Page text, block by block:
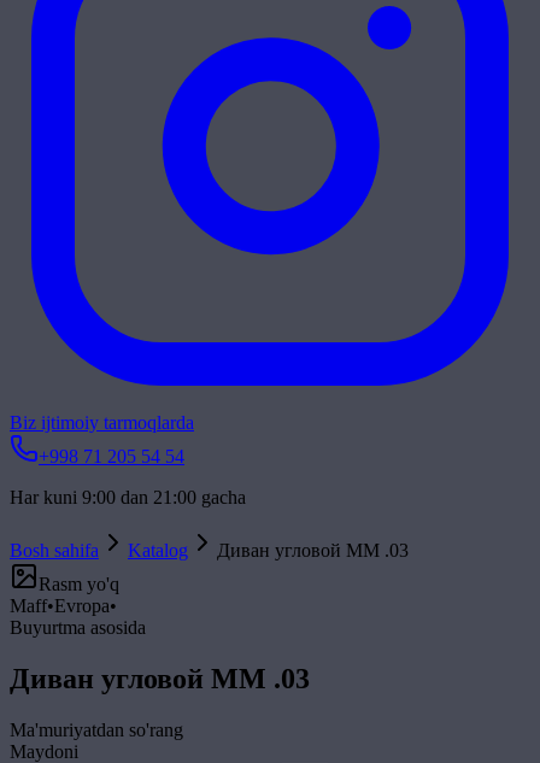
Biz ijtimoiy tarmoqlarda
+998 71 205 54 54
Har kuni 9:00 dan 21:00 gacha
Bosh sahifa Katalog
Диван угловой ММ .03
Rasm yo'q
Maff•Evropa•
Buyurtma asosida
Диван угловой ММ .03
Ma'muriyatdan so'rang
Maydoni